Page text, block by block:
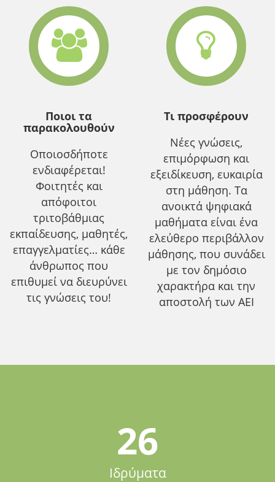
Ποιοι τα
παρακολουθούν
Οποιοσδήποτε
ενδιαφέρεται!
Φοιτητές και
απόφοιτοι
τριτοβάθμιας
εκπαίδευσης, μαθητές,
επαγγελματίες… κάθε
άνθρωπος που
επιθυμεί να διευρύνει
τις γνώσεις του!
Τι προσφέρουν
Νέες γνώσεις,
επιμόρφωση και
εξειδίκευση, ευκαιρία
στη μάθηση. Τα
ανοικτά ψηφιακά
μαθήματα είναι ένα
ελεύθερο περιβάλλον
μάθησης, που συνάδει
με τον δημόσιο
χαρακτήρα και την
αποστολή των ΑΕΙ
26
Ιδρύματα